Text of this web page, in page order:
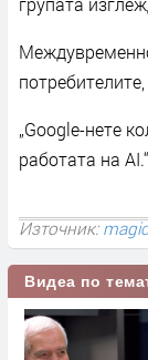
„Google-нете
работата на AI.“
Източник:
Видеа по